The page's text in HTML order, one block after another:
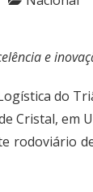
e
do
Cristal, em